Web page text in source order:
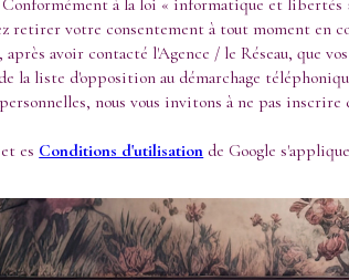
à la loi « informatique et
votre consentement à tout moment en
avoir contacté l'Agence / le Réseau, que
la liste d'opposition au démarchage
nous vous invitons à ne pas
et es Conditions d'utilisation de Google